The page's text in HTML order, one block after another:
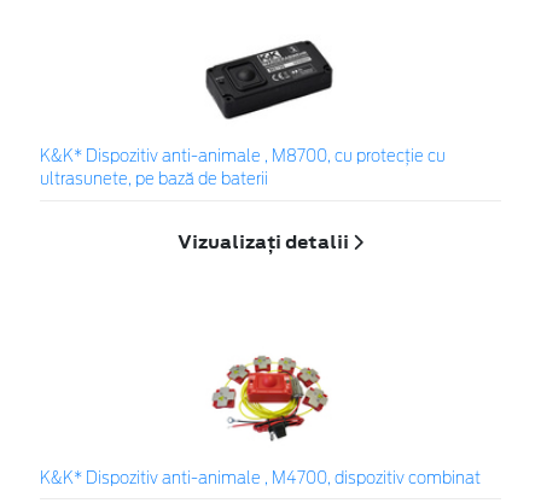
K&K* Dispozitiv anti-animale , M8700, cu protecție cu
ultrasunete, pe bază de baterii
Vizualizați detalii
K&K* Dispozitiv anti-animale , M4700, dispozitiv combinat